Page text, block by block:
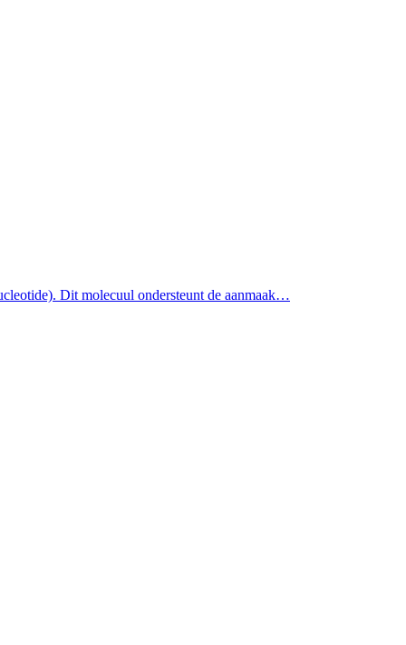
Dit molecuul ondersteunt de aanmaak…